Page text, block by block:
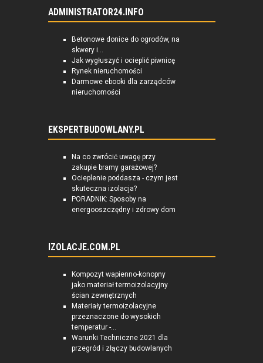
ADMINISTRATOR24.INFO
Betonowe donice do ogrodów, na
skwery i...
Jak wygłuszyć i ocieplić piwnicę
Rynek nieruchomości
Darmowe ebooki dla zarządców
nieruchomości
EKSPERTBUDOWLANY.PL
Na co zwrócić uwagę przy
zakupie bramy garażowej?
Ocieplenie poddasza - czym jest
skuteczna izolacja?
PORADNIK: Sposoby na
energooszczędny i zdrowy dom
IZOLACJE.COM.PL
Kompozyt wapienno-konopny
jako materiał termoizolacyjny
ścian zewnętrznych
Materiały termoizolacyjne
przeznaczone do wysokich
temperatur -...
Warunki Techniczne 2021 dla
przegród i złączy budowlanych